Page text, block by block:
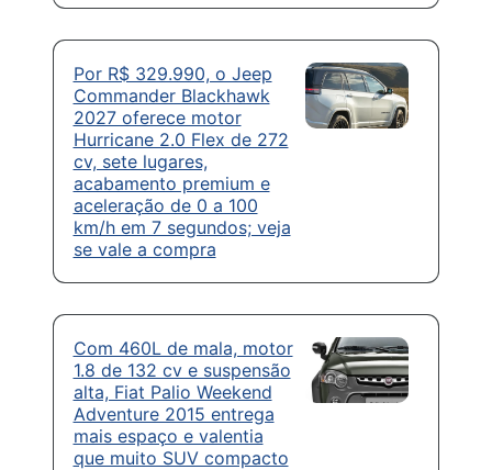
Por R$ 329.990, o Jeep
Commander Blackhawk
2027 oferece motor
Hurricane 2.0 Flex de 272
cv, sete lugares,
acabamento premium e
aceleração de 0 a 100
km/h em 7 segundos; veja
se vale a compra
Com 460L de mala, motor
1.8 de 132 cv e suspensão
alta, Fiat Palio Weekend
Adventure 2015 entrega
mais espaço e valentia
que muito SUV compacto